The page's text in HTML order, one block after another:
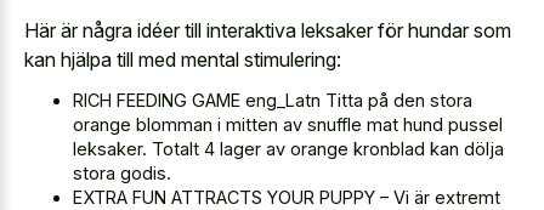
Här är några idéer till interaktiva leksaker för hundar som
kan hjälpa till med mental stimulering:
RICH FEEDING GAME eng_Latn Titta på den stora
orange blomman i mitten av snuffle mat hund pussel
leksaker. Totalt 4 lager av orange kronblad kan dölja
stora godis.
EXTRA FUN ATTRACTS YOUR PUPPY – Vi är extremt